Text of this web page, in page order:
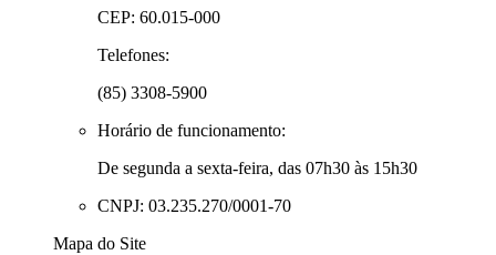
CEP: 60.015-000
Telefones:
(85) 3308-5900
Horário de funcionamento:
De segunda a sexta-feira, das 07h30 às 15h30
CNPJ: 03.235.270/0001-70
Mapa do Site